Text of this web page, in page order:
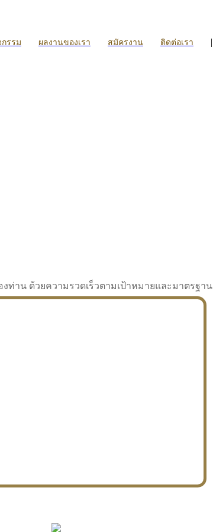
รรม ผลงานของเรา สมัครงาน ติดต่อเรา |
าน ด้วยความรวดเร็วตามเป้าหมายและมาตรฐาน